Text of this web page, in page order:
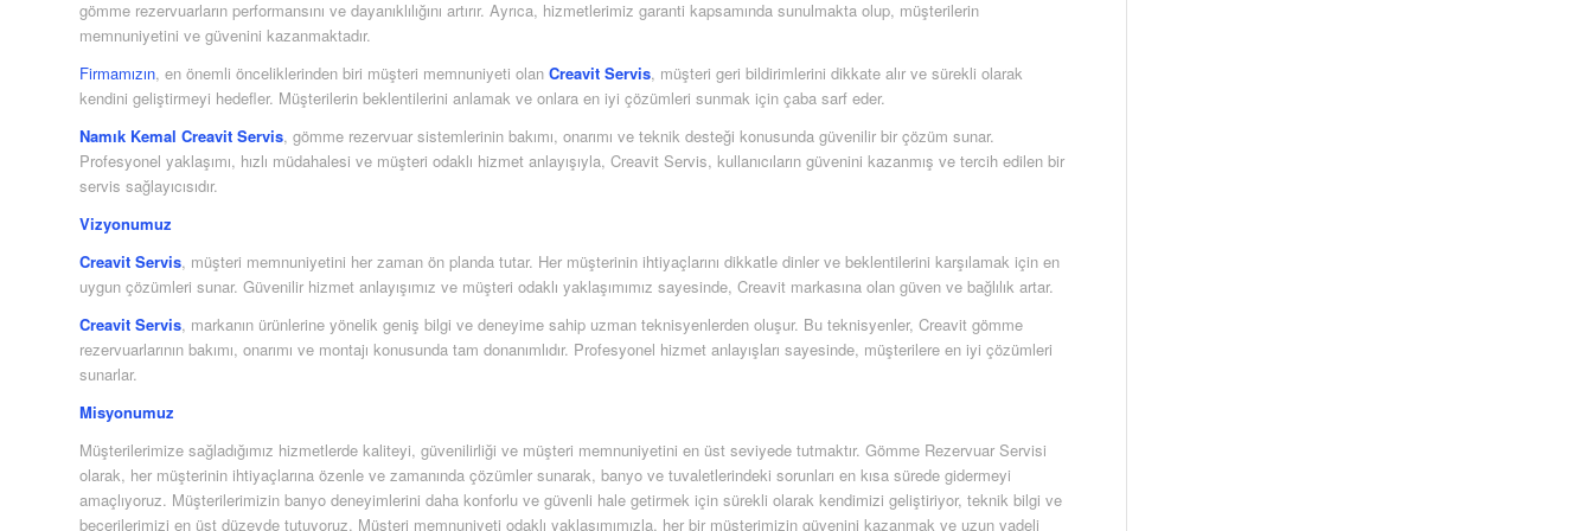
gömme rezervuarların performansını ve dayanıklılığını artırır. Ayrıca, hizmetlerimiz garanti kapsamında sunulmakta olup, müşterilerin
memnuniyetini ve güvenini kazanmaktadır.
Firmamızın, en önemli önceliklerinden biri müşteri memnuniyeti olan Creavit Servis, müşteri geri bildirimlerini dikkate alır ve sürekli olarak
kendini geliştirmeyi hedefler. Müşterilerin beklentilerini anlamak ve onlara en iyi çözümleri sunmak için çaba sarf eder.
Namık Kemal Creavit Servis, gömme rezervuar sistemlerinin bakımı, onarımı ve teknik desteği konusunda güvenilir bir çözüm sunar.
Profesyonel yaklaşımı, hızlı müdahalesi ve müşteri odaklı hizmet anlayışıyla, Creavit Servis, kullanıcıların güvenini kazanmış ve tercih edilen bir
servis sağlayıcısıdır.
Vizyonumuz
Creavit Servis, müşteri memnuniyetini her zaman ön planda tutar. Her müşterinin ihtiyaçlarını dikkatle dinler ve beklentilerini karşılamak için en
uygun çözümleri sunar. Güvenilir hizmet anlayışımız ve müşteri odaklı yaklaşımımız sayesinde, Creavit markasına olan güven ve bağlılık artar.
Creavit Servis, markanın ürünlerine yönelik geniş bilgi ve deneyime sahip uzman teknisyenlerden oluşur. Bu teknisyenler, Creavit gömme
rezervuarlarının bakımı, onarımı ve montajı konusunda tam donanımlıdır. Profesyonel hizmet anlayışları sayesinde, müşterilere en iyi çözümleri
sunarlar.
Misyonumuz
Müşterilerimize sağladığımız hizmetlerde kaliteyi, güvenilirliği ve müşteri memnuniyetini en üst seviyede tutmaktır. Gömme Rezervuar Servisi
olarak, her müşterinin ihtiyaçlarına özenle ve zamanında çözümler sunarak, banyo ve tuvaletlerindeki sorunları en kısa sürede gidermeyi
amaçlıyoruz. Müşterilerimizin banyo deneyimlerini daha konforlu ve güvenli hale getirmek için sürekli olarak kendimizi geliştiriyor, teknik bilgi ve
becerilerimizi en üst düzeyde tutuyoruz. Müşteri memnuniyeti odaklı yaklaşımımızla, her bir müşterimizin güvenini kazanmak ve uzun vadeli